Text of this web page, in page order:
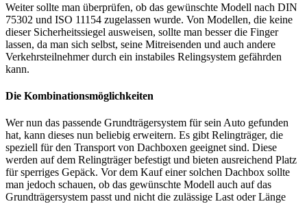
Weiter sollte man überprüfen, ob das gewünschte Modell nach DIN
75302 und ISO 11154 zugelassen wurde. Von Modellen, die keine
dieser Sicherheitssiegel ausweisen, sollte man besser die Finger
lassen, da man sich selbst, seine Mitreisenden und auch andere
Verkehrsteilnehmer durch ein instabiles Relingsystem gefährden
kann.
Die Kombinationsmöglichkeiten
Wer nun das passende Grundträgersystem für sein Auto gefunden
hat, kann dieses nun beliebig erweitern. Es gibt Relingträger, die
speziell für den Transport von Dachboxen geeignet sind. Diese
werden auf dem Relingträger befestigt und bieten ausreichend Platz
für sperriges Gepäck. Vor dem Kauf einer solchen Dachbox sollte
man jedoch schauen, ob das gewünschte Modell auch auf das
Grundträgersystem passt und nicht die zulässige Last oder Länge